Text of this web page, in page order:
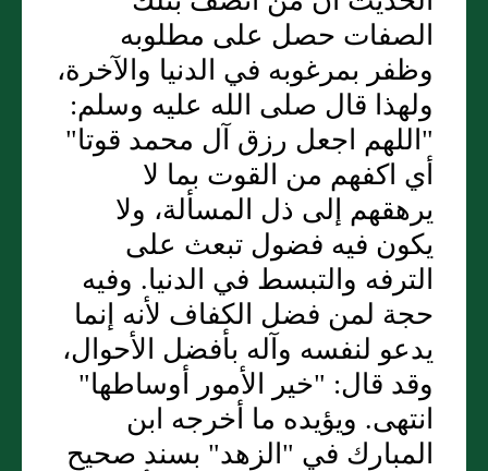
الصفات حصل على مطلوبه
وظفر بمرغوبه في الدنيا والآخرة،
ولهذا قال صلى الله عليه وسلم:
"اللهم اجعل رزق آل محمد قوتا"
أي اكفهم من القوت بما لا
يرهقهم إلى ذل المسألة، ولا
يكون فيه فضول تبعث على
الترفه والتبسط في الدنيا. وفيه
حجة لمن فضل الكفاف لأنه إنما
يدعو لنفسه وآله بأفضل الأحوال،
وقد قال: "خير الأمور أوساطها"
انتهى. ويؤيده ما أخرجه ابن
المبارك في "الزهد" بسند صحيح